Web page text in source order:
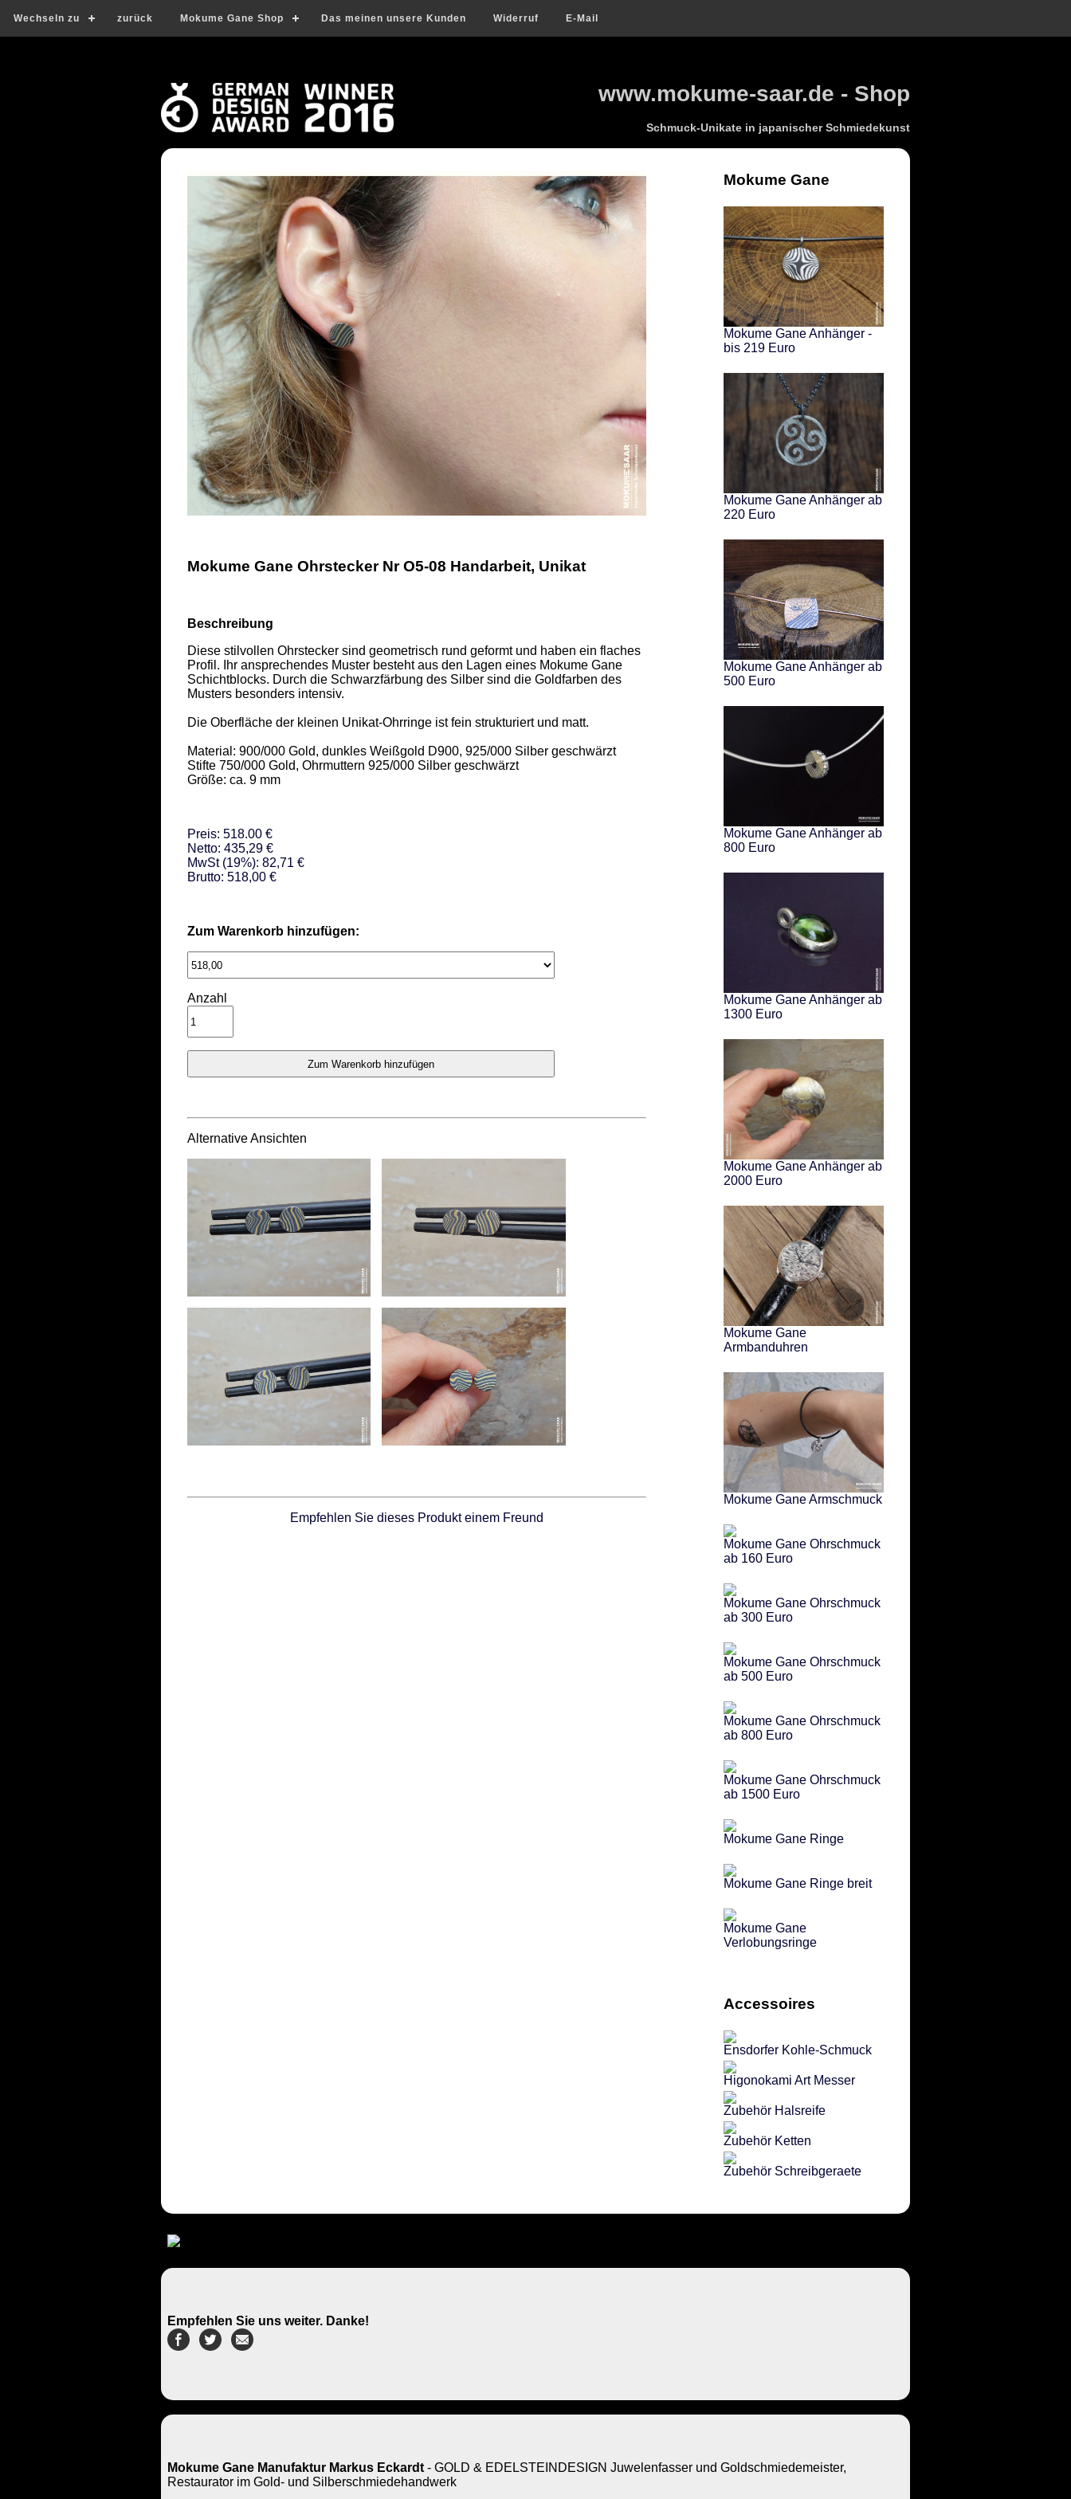
Wechseln zu zurück Mokume Gane Shop Das meinen unsere Kunden Widerruf E-Mail
www.mokume-saar.de - Shop
Schmuck-Unikate in japanischer Schmiedekunst
Mokume Gane Ohrstecker Nr O5-08 Handarbeit, Unikat
Beschreibung
Diese stilvollen Ohrstecker sind geometrisch rund geformt und haben ein flaches
Profil. Ihr ansprechendes Muster besteht aus den Lagen eines Mokume Gane
Schichtblocks. Durch die Schwarzfärbung des Silber sind die Goldfarben des
Musters besonders intensiv.
Die Oberfläche der kleinen Unikat-Ohrringe ist fein strukturiert und matt.
Material: 900/000 Gold, dunkles Weißgold D900, 925/000 Silber geschwärzt
Stifte 750/000 Gold, Ohrmuttern 925/000 Silber geschwärzt
Größe: ca. 9 mm
Preis: 518.00 €
Netto: 435,29 €
MwSt (19%): 82,71 €
Brutto: 518,00 €
Zum Warenkorb hinzufügen:
Anzahl
Alternative Ansichten
Empfehlen Sie dieses Produkt einem Freund
Mokume Gane
Mokume Gane Anhänger -
bis 219 Euro
Mokume Gane Anhänger ab
220 Euro
Mokume Gane Anhänger ab
500 Euro
Mokume Gane Anhänger ab
800 Euro
Mokume Gane Anhänger ab
1300 Euro
Mokume Gane Anhänger ab
2000 Euro
Mokume Gane
Armbanduhren
Mokume Gane Armschmuck
Mokume Gane Ohrschmuck
ab 160 Euro
Mokume Gane Ohrschmuck
ab 300 Euro
Mokume Gane Ohrschmuck
ab 500 Euro
Mokume Gane Ohrschmuck
ab 800 Euro
Mokume Gane Ohrschmuck
ab 1500 Euro
Mokume Gane Ringe
Mokume Gane Ringe breit
Mokume Gane
Verlobungsringe
Accessoires
Ensdorfer Kohle-Schmuck
Higonokami Art Messer
Zubehör Halsreife
Zubehör Ketten
Zubehör Schreibgeraete
Empfehlen Sie uns weiter. Danke!
Mokume Gane Manufaktur Markus Eckardt - GOLD & EDELSTEINDESIGN Juwelenfasser und Goldschmiedemeister,
Restaurator im Gold- und Silberschmiedehandwerk